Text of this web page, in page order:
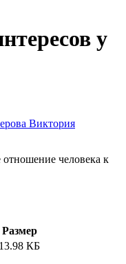
у
Виктория
отношение человека к
Размер
13.98 КБ